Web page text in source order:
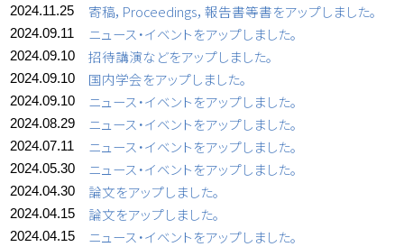
2024.11.25 寄稿，Proceedings，報告書等書をアップしました。
2024.09.11 ニュース・イベントをアップしました。
2024.09.10 招待講演などをアップしました。
2024.09.10 国内学会をアップしました。
2024.09.10 ニュース・イベントをアップしました。
2024.08.29 ニュース・イベントをアップしました。
2024.07.11 ニュース・イベントをアップしました。
2024.05.30 ニュース・イベントをアップしました。
2024.04.30 論文をアップしました。
2024.04.15 論文をアップしました。
2024.04.15 ニュース・イベントをアップしました。